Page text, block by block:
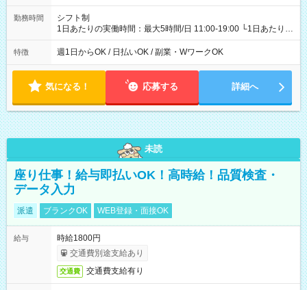
勤務時間
シフト制
1日あたりの実働時間：最大5時間/日 11:00-19:00 └1日あたりの
実働時間：1-5時間 └上記の時間帯内であれば、いつでも勤務可
能！ └平日・土曜日の中で、お好きな曜日でご勤務いただけま
18:00 などのように、自由な働き方が可能なお仕事です！
特徴 週1日からOK / 日払いOK / 副業・WワークOK
気になる！ 応募する 詳細へ
未読
座り仕事！給与即払いOK！高時給！品質検査・
データ入力
派遣 ブランクOK WEB登録・面接OK
給与
時給1800円
交通費別途支給あり
交通費 交通費支給有り